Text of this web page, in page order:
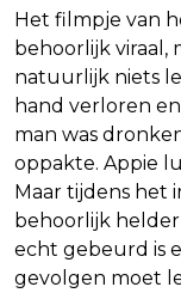
Het filmpje van
behoorlijk viraal,
natuurlijk niets
hand verloren
man was
oppakte. Appie
Maar tijdens het
behoorlijk
echt gebeurd is
gevolgen moet